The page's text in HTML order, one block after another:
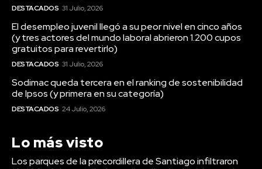
DESTACADOS 31 Julio, 2026
El desempleo juvenil llegó a su peor nivel en cinco años
(y tres actores del mundo laboral abrieron 1.200 cupos
gratuitos para revertirlo)
DESTACADOS 31 Julio, 2026
Sodimac queda tercera en el ranking de sostenibilidad
de Ipsos (y primera en su categoría)
DESTACADOS 24 Julio, 2026
Lo más visto
Los parques de la precordillera de Santiago infiltraron